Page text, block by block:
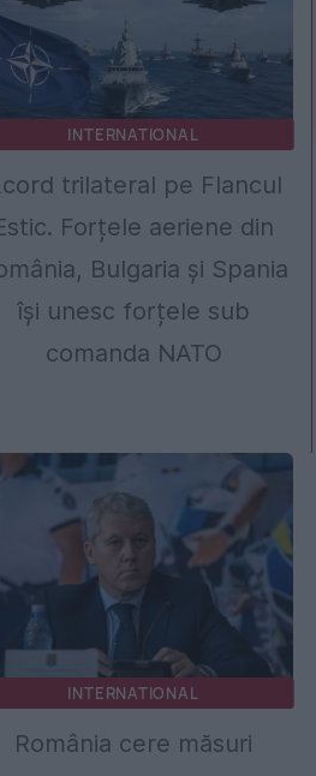
INTERNATIONAL
trilateral pe Flancul
Forțele aeriene din
Bulgaria și Spania
își unesc forțele sub
comanda NATO
INTERNATIONAL
România cere măsuri